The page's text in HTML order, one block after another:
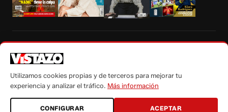
autorización escrita de su titular, de todos los contenidos de Vistazo.com.
Utilizamos cookies propias y de terceros para mejorar tu
experiencia y analizar el tráfico. Más información
CONFIGURAR ACEPTAR